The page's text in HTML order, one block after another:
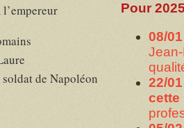
Pour
08/
22/
cette
de Napoléon